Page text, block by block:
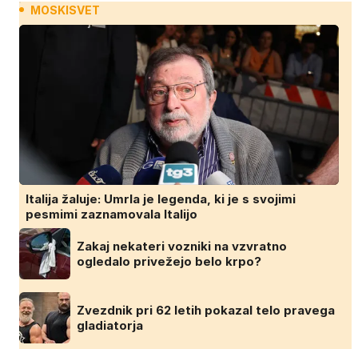
MOSKISVET
Italija žaluje: Umrla je legenda, ki je s svojimi
pesmimi zaznamovala Italijo
Zakaj nekateri vozniki na vzvratno
ogledalo privežejo belo krpo?
Zvezdnik pri 62 letih pokazal telo pravega
gladiatorja